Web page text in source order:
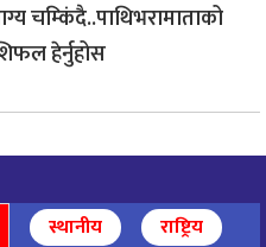
चम्किंदै..पाथिभरामाताको
हेर्नुहोस
स्थानीय
राष्ट्रिय